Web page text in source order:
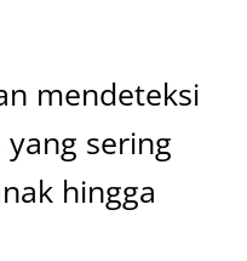
mendeteksi
sering
hingga